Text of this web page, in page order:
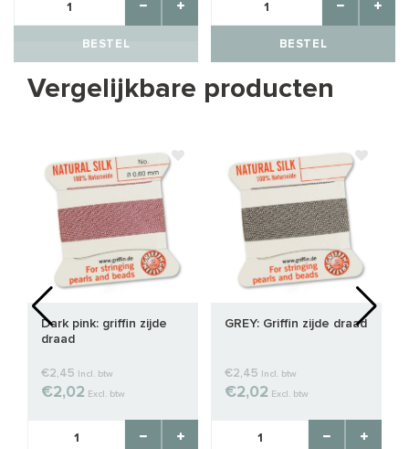
BESTEL BESTEL
Vergelijkbare producten
Dark pink: griffin zijde
draad
€2,45 Incl. btw
€2,02 Excl. btw
GREY: Griffin zijde draad
€2,45 Incl. btw
€2,02 Excl. btw